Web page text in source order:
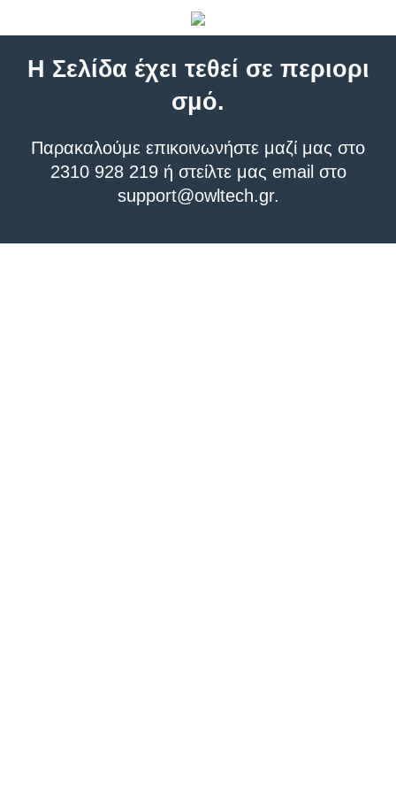
Η Σελίδα έχει τεθεί σε περιορι
σμό.
Παρακαλούμε επικοινωνήστε μαζί μας στο
2310 928 219 ή στείλτε μας email στο
support@owltech.gr.